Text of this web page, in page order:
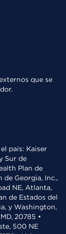
que se
país: Kaiser
Sur de
Plan de
de Georgia, Inc.,
NE, Atlanta,
de Estados del
y Washington,
20785 •
500 NE